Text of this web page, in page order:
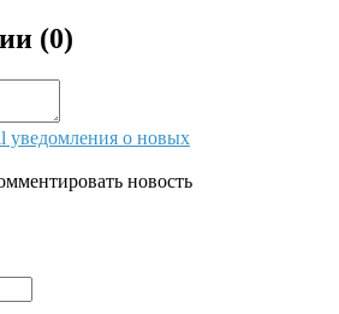
(0)
уведомления о новых
новость